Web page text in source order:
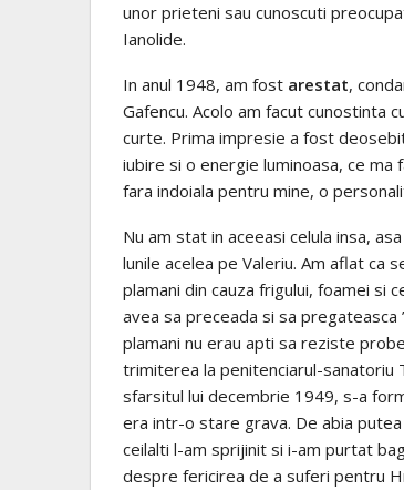
unor prieteni sau cunoscuti
Ianolide.
In anul 1948, am fost arestat,
Gafencu. Acolo am facut cunostinta
curte. Prima impresie a fost
iubire si o energie luminoasa, ce ma
fara indoiala pentru mine, o
Nu am stat in aceeasi celula insa,
lunile acelea pe Valeriu. Am aflat ca
plamani din cauza frigului, foamei si
avea sa preceada si sa pregateasca
plamani nu erau apti sa reziste
trimiterea la penitenciarul-sanatoriu
sfarsitul lui decembrie 1949, s-a
era intr-o stare grava. De abia
ceilalti l-am sprijinit si i-am purtat
despre fericirea de a suferi pentru